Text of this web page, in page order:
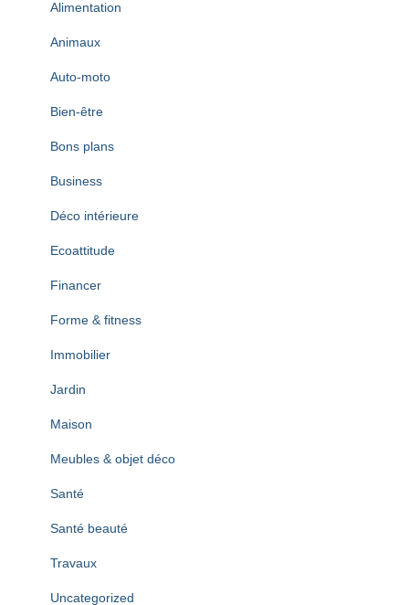
Alimentation
Animaux
Auto-moto
Bien-être
Bons plans
Business
Déco intérieure
Ecoattitude
Financer
Forme & fitness
Immobilier
Jardin
Maison
Meubles & objet déco
Santé
Santé beauté
Travaux
Uncategorized